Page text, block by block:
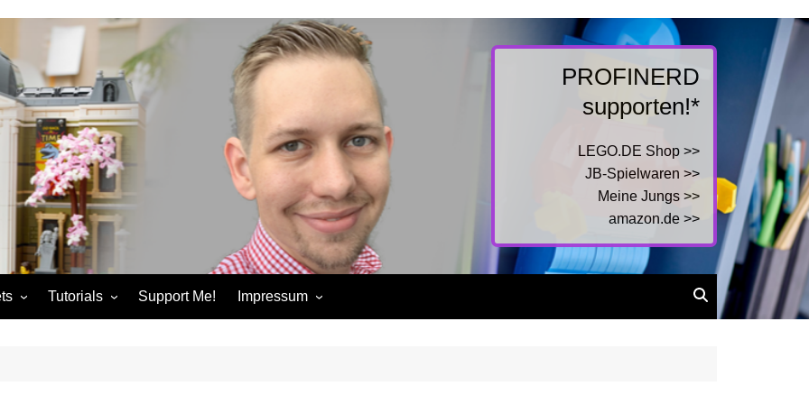
PROFINERD
supporten!*
LEGO.DE Shop >>
JB-Spielwaren >>
Meine Jungs >>
amazon.de >>
Tutorials Support Me! Impressum